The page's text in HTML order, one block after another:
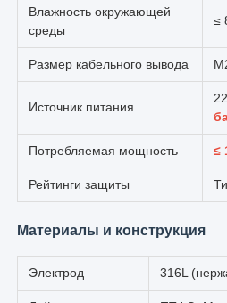
Влажность окружающей
среды
≤
Размер кабельного вывода
Источник питания
Потребляемая мощность ≤
Рейтинги защиты
Материалы и конструкция
Электрод 316L